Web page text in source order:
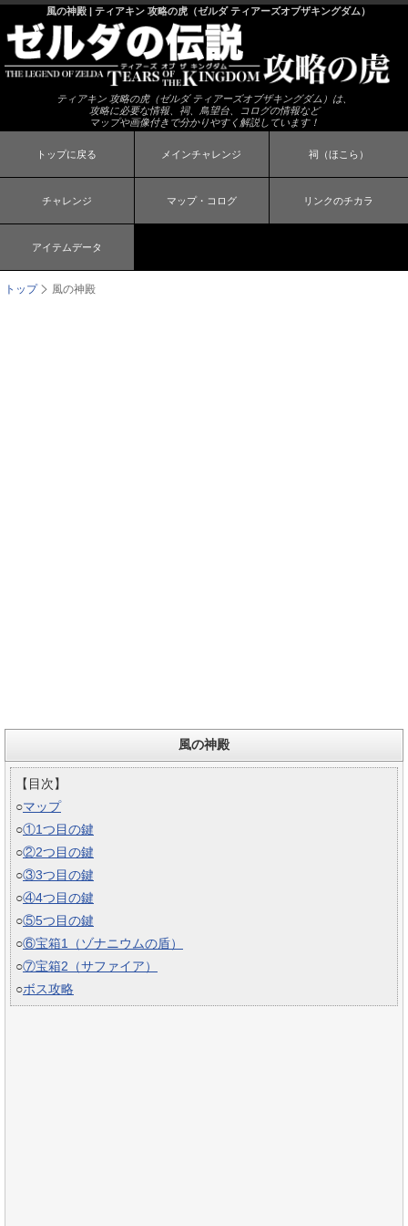
風の神殿 | ティアキン 攻略の虎（ゼルダ ティアーズオブザキングダム）
ティアキン 攻略の虎（ゼルダ ティアーズオブザキングダム）は、
攻略に必要な情報、祠、鳥望台、コログの情報など
マップや画像付きで分かりやすく解説しています！
トップに戻る メインチャレンジ 祠（ほこら）
チャレンジ マップ・コログ リンクのチカラ
アイテムデータ
トップ 風の神殿
風の神殿
【目次】
○マップ
○①1つ目の鍵
○②2つ目の鍵
○③3つ目の鍵
○④4つ目の鍵
○⑤5つ目の鍵
○⑥宝箱1（ゾナニウムの盾）
○⑦宝箱2（サファイア）
○ボス攻略